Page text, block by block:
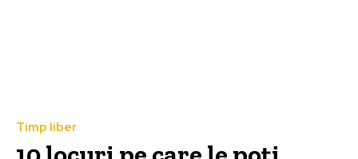
Timp liber